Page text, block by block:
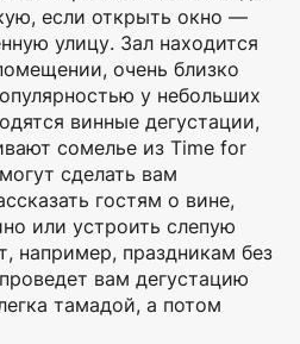
если открыть окно —
улицу. Зал находится
очень близко
у небольших
винные дегустации,
сомелье из Time for
сделать вам
гостям о вине,
или устроить слепую
например, праздникам без
вам дегустацию
тамадой, а потом